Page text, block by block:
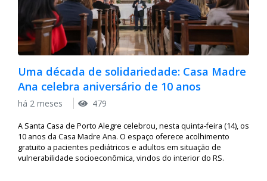
Uma década de solidariedade: Casa Madre
Ana celebra aniversário de 10 anos
há 2 meses 479
A Santa Casa de Porto Alegre celebrou, nesta quinta-feira (14), os
10 anos da Casa Madre Ana. O espaço oferece acolhimento
gratuito a pacientes pediátricos e adultos em situação de
vulnerabilidade socioeconômica, vindos do interior do RS.